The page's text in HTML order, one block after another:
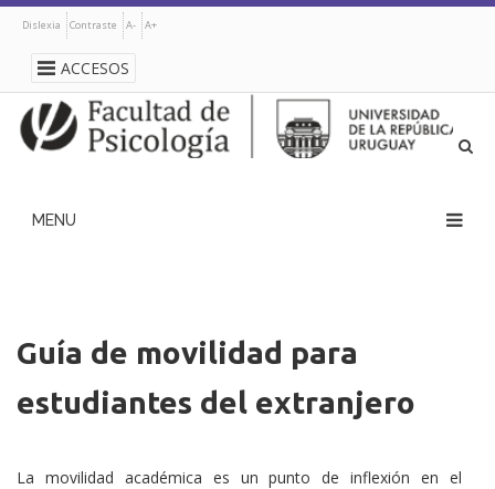
Pasar
principal
Dislexia Contraste A- A+
ACCESOS
Guía de movilidad para
estudiantes del extranjero
La movilidad académica es un punto de inflexión en el